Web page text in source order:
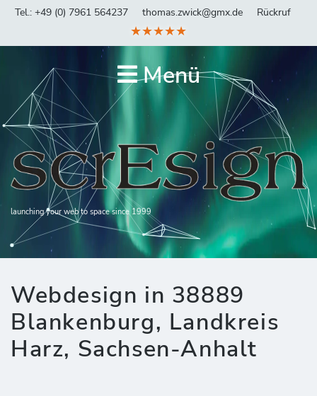
Tel.: +49 (0) 7961 564237 thomas.zwick@gmx.de Rückruf
★★★★★
Menü
launching your web to space since 1999
Webdesign in 38889
Blankenburg, Landkreis
Harz, Sachsen-Anhalt